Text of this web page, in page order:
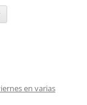
en varias